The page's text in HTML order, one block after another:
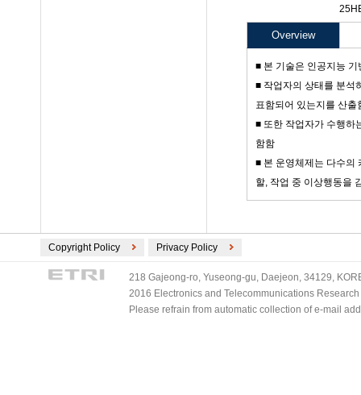
Overview
■ 본 기술은 인공지능
■ 작업자의 상태를 분석
표함되어 있는지를 산출
■ 또한 작업자가 수행하
함함
■ 본 운영체제는 다수의
할, 작업 중 이상행동을
Copyright Policy Privacy Policy
218 Gajeong-ro, Yuseong-gu, Daejeon, 34129,
2016 Electronics and Telecommunications
Please refrain from automatic collection of e-mail